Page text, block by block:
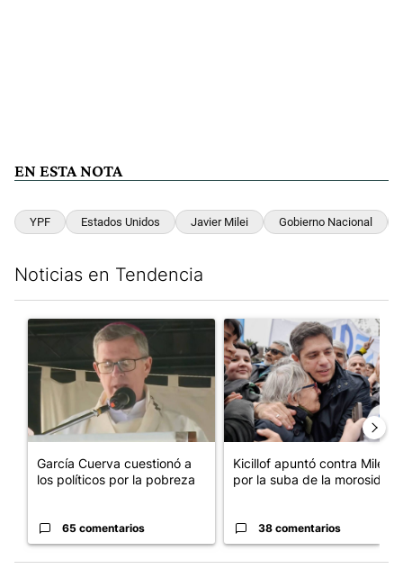
EN ESTA NOTA
YPF Estados Unidos Javier Milei Gobierno Nacional
Noticias en Tendencia
Un artículo de tendencia con el título "García Cuerva
García Cuerva cuestionó a
los políticos por la pobreza
65 comentarios
Un artículo de tendencia con
Kicillof apuntó contra Milei
por la suba de la morosida...
38 comentarios